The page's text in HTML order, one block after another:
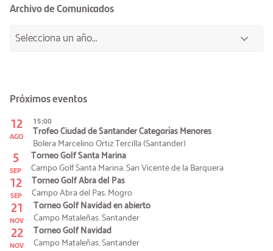
Archivo de Comunicados
Próximos eventos
12
AGO
15:00
Trofeo Ciudad de Santander Categorías Menores
Bolera Marcelino Ortiz Tercilla (Santander)
5
SEP
Torneo Golf Santa Marina
Campo Golf Santa Marina. San Vicente de la Barquera
12
SEP
Torneo Golf Abra del Pas
Campo Abra del Pas. Mogro
21
NOV
Torneo Golf Navidad en abierto
Campo Mataleñas. Santander
22
NOV
Torneo Golf Navidad
Campo Mataleñas. Santander